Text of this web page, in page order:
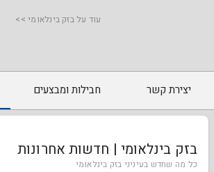
עוד על בזק בינלאומי >>
יצירת קשר חבילות ומבצעים
בזק בינלאומי | חדשות אחרונות
כל מה שחדש בעיניני בזק בינלאומי